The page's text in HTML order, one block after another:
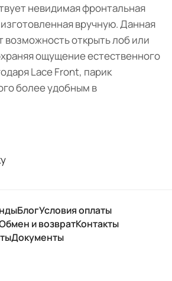
невидимая фронтальная
вручную. Данная
возможность открыть лоб или
ощущение естественного
Lace Front, парик
более удобным в
БлогУсловия оплаты
и возвратКонтакты
Документы